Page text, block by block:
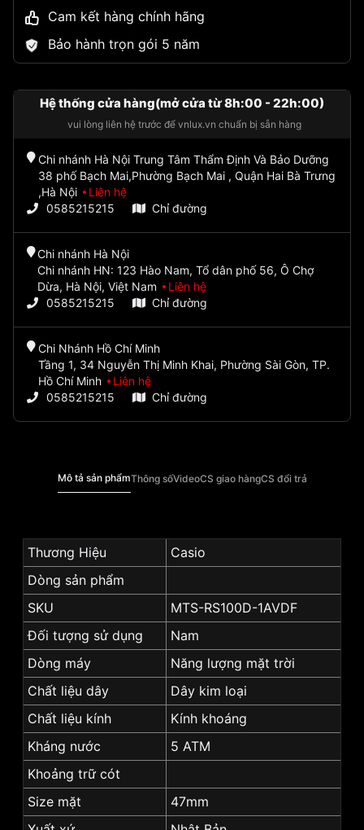
Cam kết hàng chính hãng
Bảo hành trọn gói 5 năm
Hệ thống cửa hàng(mở cửa từ 8h:00 - 22h:00)
vui lòng liên hệ trước để vnlux.vn chuẩn bị sẵn hàng
Chi nhánh Hà Nội Trung Tâm Thẩm Định Và Bảo Dưỡng
38 phố Bạch Mai,Phường Bạch Mai , Quận Hai Bà Trưng
,Hà Nội
Liên hệ
0585215215
Chỉ đường
Chi nhánh Hà Nội
Chi nhánh HN: 123 Hào Nam, Tổ dân phố 56, Ô Chợ
Dừa, Hà Nội, Việt Nam
Liên hệ
0585215215
Chỉ đường
Chi Nhánh Hồ Chí Minh
Tầng 1, 34 Nguyễn Thị Minh Khai, Phường Sài Gòn, TP.
Hồ Chí Minh
Liên hệ
0585215215
Chỉ đường
Mô tả sản phẩmThông sốVideoCS giao hàngCS đổi trả
Thương Hiệu
Casio
Dòng sản phẩm
SKU
MTS-RS100D-1AVDF
Đối tượng sử dụng
Nam
Dòng máy
Năng lượng mặt trời
Chất liệu dây
Dây kim loại
Chất liệu kính
Kính khoáng
Kháng nước
5 ATM
Khoảng trữ cót
Size mặt
47mm